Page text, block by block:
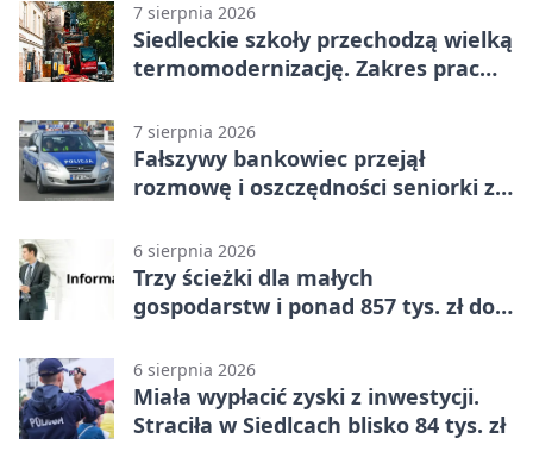
7 sierpnia 2026
Siedleckie szkoły przechodzą wielką
termomodernizację. Zakres prac
7 sierpnia 2026
Fałszywy bankowiec przejął
rozmowę i oszczędności seniorki z
6 sierpnia 2026
Trzy ścieżki dla małych
gospodarstw i ponad 857 tys. zł do
6 sierpnia 2026
Miała wypłacić zyski z inwestycji.
Straciła w Siedlcach blisko 84 tys. zł